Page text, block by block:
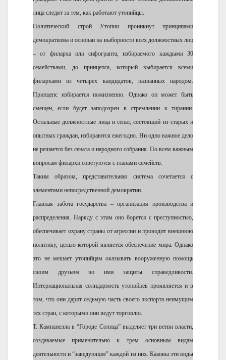
лица следят за тем, как работают утопийцы.
Политический строй Утопии проникнут принципами
демократизма и основан на выборности всех должностных лиц
– от филарха или сифогранта, избираемого каждыми 30
семействами, до принцепса, который выбирается всеми
филархами из четырех кандидатов, названных народом.
Принцепс избирается пожизненно. Однако он может быть
смещен, если будет заподозрен в стремлении к тирании.
Остальные должностные лица и сенат, состоящий из старых и
опытных граждан, избираются ежегодно. Ни одно важное дело
не решается без сената и народного собрания. По всем важным
вопросам филархи советуются с главами семейств.
Таким образом, представительная система сочетается с
элементами непосредственной демократии.
Главная забота государства – организация производства и
распределения. Наряду с этим оно борется с преступностью,
обеспечивает охрану страны от агрессии и проводит внешнюю
политику, целью которой является обеспечение мира. Однако
это не мешает утопийцам оказывать вооруженную помощь
своим друзьям во имя защиты справедливости.
Интернациональная солидарность утопийцев проявляется и в
том, что они дарят седьмую часть своего экспорта неимущим
тех стран, с которыми они ведут торговлю.
Т. Кампанелла в “Городе Солнца” выделяет три ветви власти,
создаваемые применительно к трем основным видам
деятельности и “заведующие” каждой из них. Каковы эти виды